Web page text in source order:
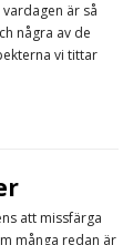
är så
några av de
vi tittar
att missfärga
många redan är